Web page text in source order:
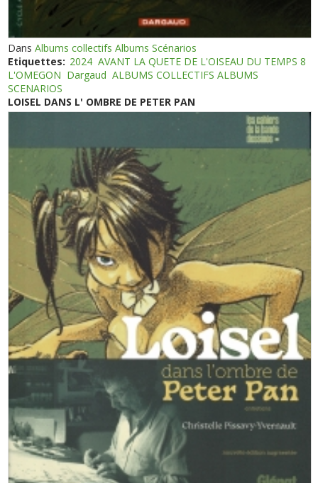
DansAlbums collectifs Albums Scénarios
Etiquettes: 2024 AVANT LA QUETE DE L'OISEAU DU TEMPS 8
L'OMEGON Dargaud ALBUMS COLLECTIFS ALBUMS
SCENARIOS
LOISEL DANS L' OMBRE DE PETER PAN